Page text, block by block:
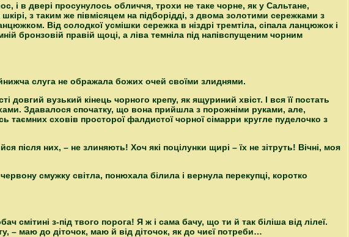
і в двері просунулось обличчя, трохи не таке чорне, як у Сальтане,
з таким же півмісяцем на підборідді, з двома золотими сережками з
Від солодкої усмішки сережка в ніздрі тремтіла, сіпала ланцюжок і
бронзовій правій щоці, а ліва темніла під напівспущеним чорним
слуга не ображала божих очей своїми злиднями.
вузький кінець чорного крепу, як ящуриний хвіст. І вся її постать
Здавалося спочатку, що вона прийшла з порожніми руками, але,
таємних сховів просторої фалдистої чорної сімарри кругле пуделочко з
після них, – не злиняють! Хоч які поцілунки щирі – їх не зітруть! Вічні, моя
смужку світла, понюхала білила і вернула перекупці, коротко
смітині з-під твого порога! Я ж і сама бачу, що ти й так біліша від лілеї.
– маю до діточок, маю й від діточок, як до чиєї потреби…